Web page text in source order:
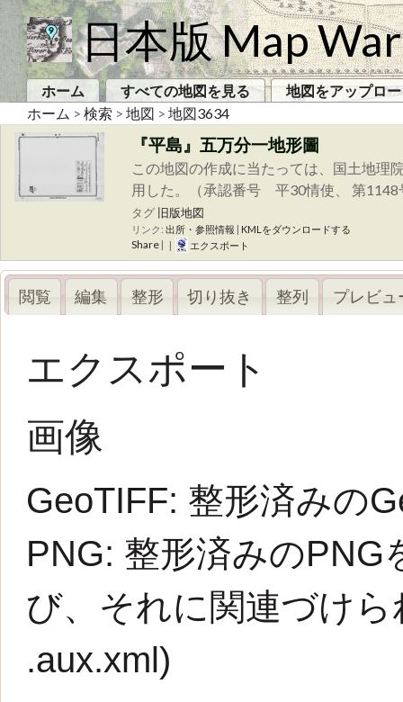
日本版 Map
ホーム すべての地図を見る
地図をアップロ
ホーム > 検索 > 地図 > 地図3634
『平島』五万分一地形圖
この地図の作成に当たっては、国土地理
用した。（承認番号 平30情使、 第
タグ 旧版地図
リンク: 出所・参照情報 | KMLをダウンロードする
Share | | エクスポート
閲覧 編集 整形 切り抜き 整列 プレビュ
エクスポート
画像
GeoTIFF: 整形済みの
PNG: 整形済みのPNG
び、それに関連づけ
.aux.xml)